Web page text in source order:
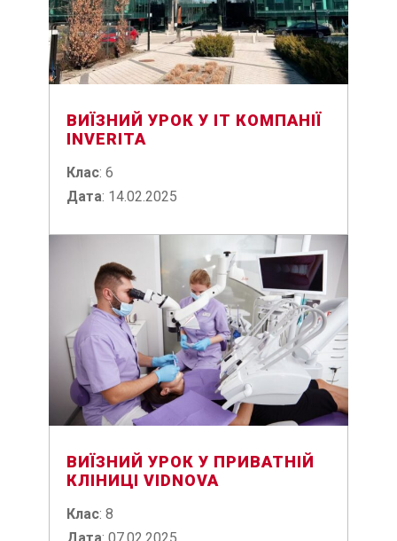
ВИЇЗНИЙ УРОК У ІТ КОМПАНІЇ
INVERITA
Клас: 6
Дата: 14.02.2025
ВИЇЗНИЙ УРОК У ПРИВАТНІЙ
КЛІНИЦІ VIDNOVA
Клас: 8